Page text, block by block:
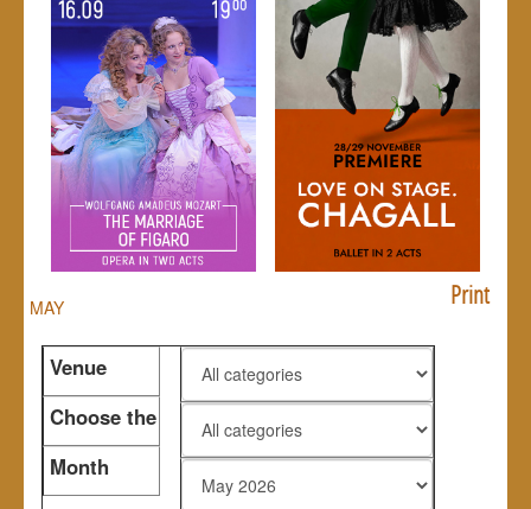
MAY
Venue
Choose the
genre
Month
Print